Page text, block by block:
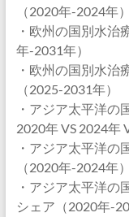
（2020年-2024年）
・欧州の国別水治
年-2031年）
・欧州の国別水治
（2025-2031年）
・アジア太平洋の
2020年 VS 2024年
・アジア太平洋の
（2020年-2024年）
・アジア太平洋の
シェア（2020年-